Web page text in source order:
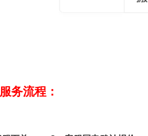
务流程：